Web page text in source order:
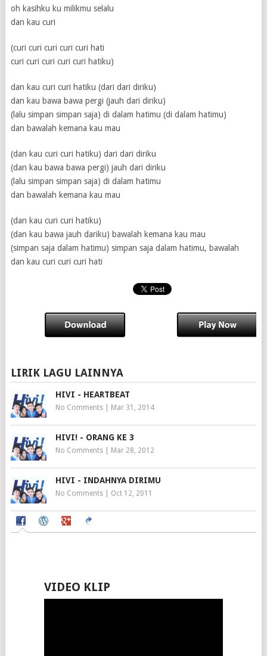
oh kasihku ku milikmu selalu
dan kau curi
(curi curi curi curi curi hati
curi curi curi curi curi hatiku)
dan kau curi curi hatiku (dari dari diriku)
dan kau bawa bawa pergi (jauh dari diriku)
(lalu simpan simpan saja) di dalam hatimu (di dalam hatimu)
dan bawalah kemana kau mau
(dan kau curi curi hatiku) dari dari diriku
(dan kau bawa bawa pergi) jauh dari diriku
(lalu simpan simpan saja) di dalam hatimu
dan bawalah kemana kau mau
(dan kau curi curi hatiku)
(dan kau bawa jauh dariku) bawalah kemana kau mau
(simpan saja dalam hatimu) simpan saja dalam hatimu, bawalah
dan kau curi curi curi hati
LIRIK LAGU LAINNYA
HIVI - HEARTBEAT
No Comments| Mar 31, 2014
HIVI! - ORANG KE 3
No Comments| Mar 28, 2012
HIVI - INDAHNYA DIRIMU
No Comments| Oct 12, 2011
VIDEO KLIP